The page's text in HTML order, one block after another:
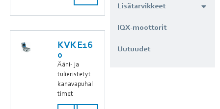
KVKE16
0
Ääni- ja
tulieristetyt
kanavapuhal
timet
Lisätarvikkeet
IQX-moottorit
Uutuudet